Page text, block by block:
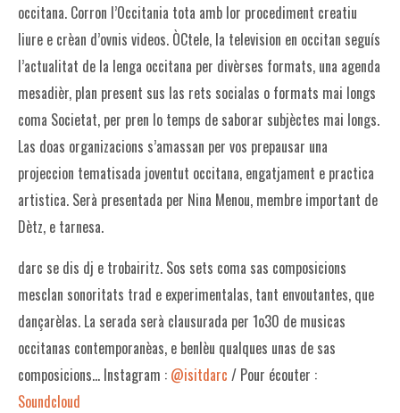
occitana. Corron l’Occitania tota amb lor procediment creatiu
liure e crèan d’ovnis videos. ÒCtele, la television en occitan seguís
l’actualitat de la lenga occitana per divèrses formats, una agenda
mesadièr, plan present sus las rets socialas o formats mai longs
coma Societat, per pren lo temps de saborar subjèctes mai longs.
Las doas organizacions s’amassan per vos prepausar una
projeccion tematisada joventut occitana, engatjament e practica
artistica. Serà presentada per Nina Menou, membre important de
Dètz, e tarnesa.
darc se dis dj e trobairitz. Sos sets coma sas composicions
mesclan sonoritats trad e experimentalas, tant envoutantes, que
dançarèlas. La serada serà clausurada per 1o30 de musicas
occitanas contemporanèas, e benlèu qualques unas de sas
composicions… Instagram : @isitdarc / Pour écouter :
Soundcloud